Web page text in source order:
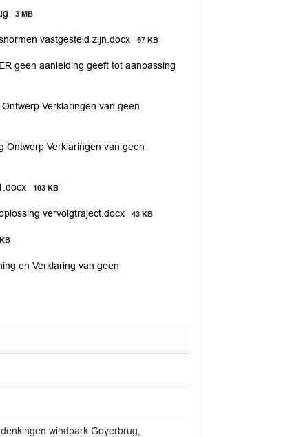
3 MB
vastgesteld zijn.docx 67 KB
geen aanleiding geeft tot aanpassing
Verklaringen van geen
Ontwerp Verklaringen van geen
103 KB
vervolgtraject.docx 43 KB
en Verklaring van geen
windpark Goyerbrug,